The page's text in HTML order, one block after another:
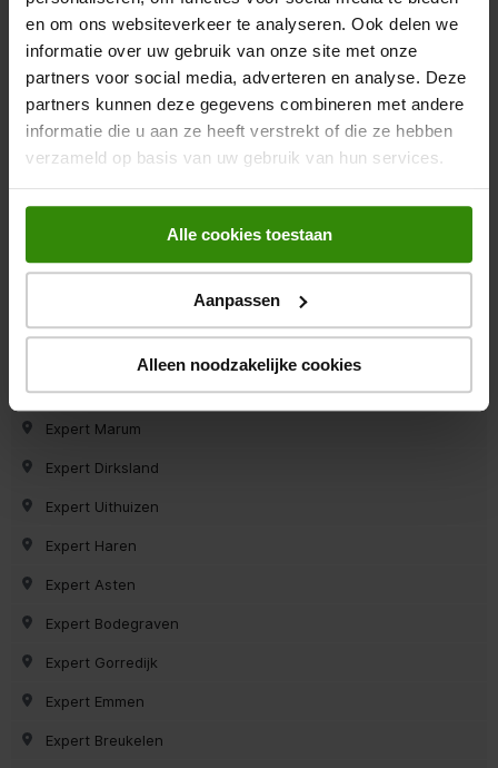
en om ons websiteverkeer te analyseren. Ook delen we
informatie over uw gebruik van onze site met onze
partners voor social media, adverteren en analyse. Deze
partners kunnen deze gegevens combineren met andere
informatie die u aan ze heeft verstrekt of die ze hebben
verzameld op basis van uw gebruik van hun services.
Alle cookies toestaan
Aanpassen
Alleen noodzakelijke cookies
Expert Wieringerwerf
Expert Zutphen
Expert Hoogezand
Expert Krimpen a/d Ijssel
Expert Den Bosch
Expert Marum
Expert Dirksland
Expert Uithuizen
Expert Haren
Expert Asten
Expert Bodegraven
Expert Gorredijk
Expert Emmen
Expert Breukelen